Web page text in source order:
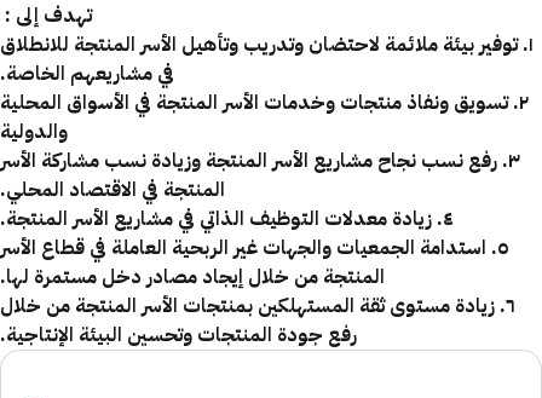
تهدف إلى :
١. توفير بيئة ملائمة لاحتضان وتدريب وتأهيل الأسر المنتجة للانطلاق
في مشاريعهم الخاصة.
٢. تسويق ونفاذ منتجات وخدمات الأسر المنتجة في الأسواق المحلية
والدولية
٣. رفع نسب نجاح مشاريع الأسر المنتجة وزيادة نسب مشاركة الأسر
المنتجة في الاقتصاد المحلي.
٤. زيادة معدلات التوظيف الذاتي في مشاريع الأسر المنتجة.
٥. استدامة الجمعيات والجهات غير الربحية العاملة في قطاع الأسر
المنتجة من خلال إيجاد مصادر دخل مستمرة لها.
٦. زيادة مستوى ثقة المستهلكين بمنتجات الأسر المنتجة من خلال
رفع جودة المنتجات وتحسين البيئة الإنتاجية.